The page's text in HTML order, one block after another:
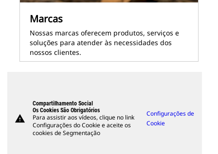
Marcas
Nossas marcas oferecem produtos, serviços e
soluções para atender às necessidades dos
nossos clientes.
warning
Compartilhamento Social
Os Cookies São Obrigatórios
Para assistir aos vídeos, clique no link
Configurações do Cookie e aceite os
cookies de Segmentação
Configurações de
Cookie